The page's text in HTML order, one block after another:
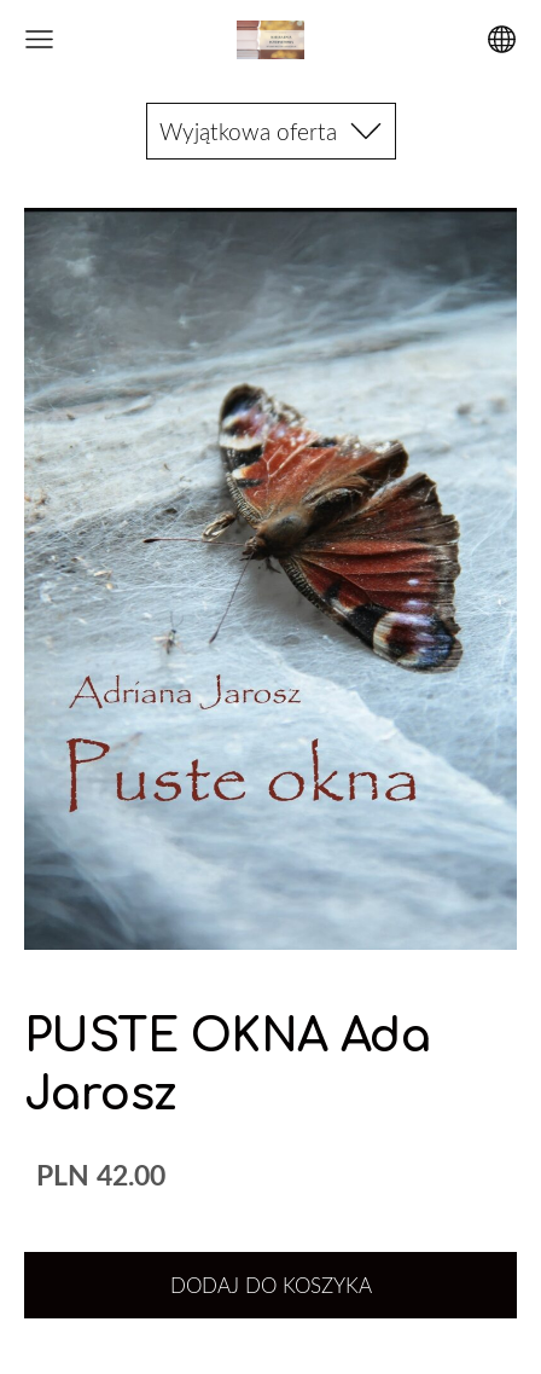
Wyjątkowa oferta
PUSTE OKNA Ada
Jarosz
PLN 42.00
DODAJ DO KOSZYKA